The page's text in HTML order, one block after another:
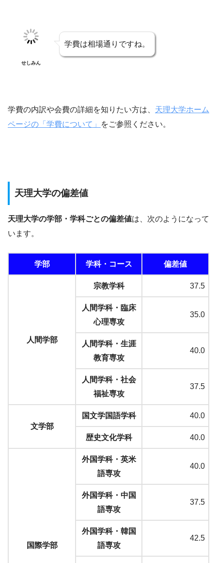
せしみん
学費は相場通りですね。
学費の内訳や会費の詳細を知りたい方は、 天理大学ホーム
ページの「学費について」
をご参照ください。
天理大学の偏差値
天理大学の学部・学科ごとの偏差値は、次のようになって
います。
学部 学科・コース 偏差値
人間学部
宗教学科 37.5
人間学科・臨床
心理専攻
35.0
人間学科・生涯
教育専攻
40.0
人間学科・社会
福祉専攻
37.5
文学部
国文学国語学科 40.0
歴史文化学科 40.0
国際学部
外国学科・英米
語専攻
40.0
外国学科・中国
語専攻
37.5
外国学科・韓国
語専攻
42.5